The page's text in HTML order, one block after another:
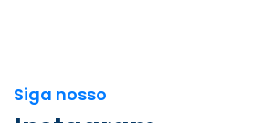
Siga nosso